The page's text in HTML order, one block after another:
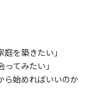
を築きたい」
てみたい」
ら始めればいいのか